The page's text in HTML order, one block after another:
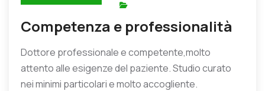
Competenza e professionalità
Dottore professionale e competente,molto
attento alle esigenze del paziente. Studio curato
nei minimi particolari e molto accogliente.